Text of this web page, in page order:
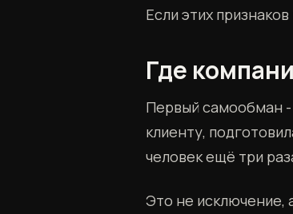
Если этих
Где
Первый самообман
клиенту,
человек ещё три
Это не исключение,